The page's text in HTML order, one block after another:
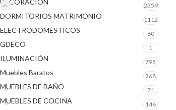
DECORACIÓN 2359
DORMITORIOS MATRIMONIO 1112
ELECTRODOMÉSTICOS 60
GDECO 1
ILUMINACIÓN 795
Muebles Baratos 268
MUEBLES DE BAÑO 71
MUEBLES DE COCINA 146